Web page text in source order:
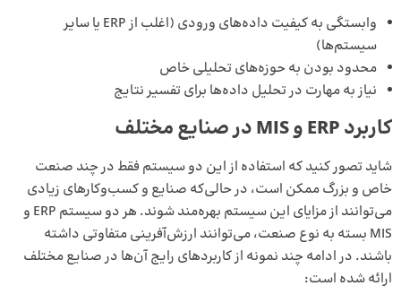
وابستگی به کیفیت داده‌های ورودی (اغلب از ERP یا سایر
سیستم‌ها)
محدود بودن به حوزه‌های تحلیلی خاص
نیاز به مهارت در تحلیل داده‌ها برای تفسیر نتایج
کاربرد ERP و MIS در صنایع مختلف
شاید تصور کنید که استفاده از این دو سیستم فقط در چند صنعت
خاص و بزرگ ممکن است، در حالی‌که صنایع و کسب‌وکارهای زیادی
می‌توانند از مزایای این سیستم بهره‌مند شوند. هر دو سیستم ERP و
MIS بسته به نوع صنعت، می‌توانند ارزش‌آفرینی متفاوتی داشته
باشند. در ادامه چند نمونه از کاربردهای رایج آن‌ها در صنایع مختلف
ارائه شده است: